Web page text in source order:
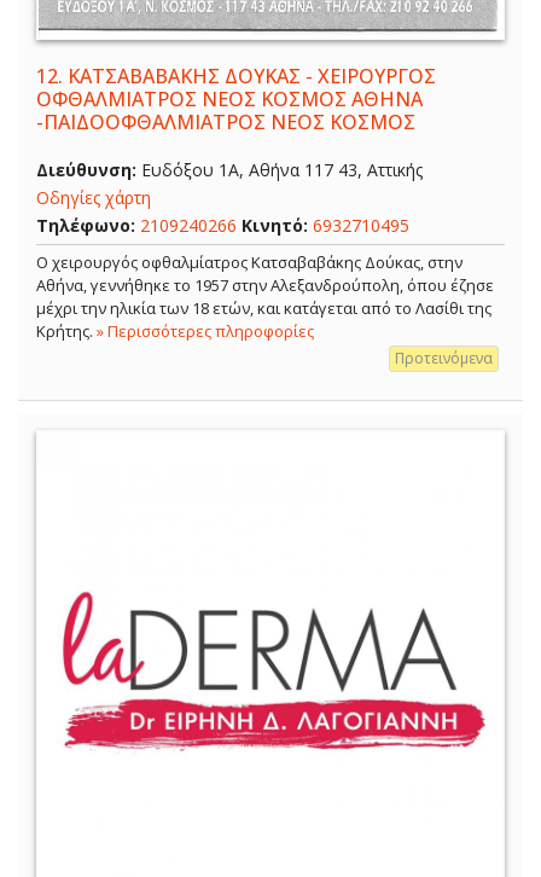
12. ΚΑΤΣΑΒΑΒΑΚΗΣ ΔΟΥΚΑΣ - ΧΕΙΡΟΥΡΓΟΣ
ΟΦΘΑΛΜΙΑΤΡΟΣ ΝΕΟΣ ΚΟΣΜΟΣ ΑΘΗΝΑ
-ΠΑΙΔΟΟΦΘΑΛΜΙΑΤΡΟΣ ΝΕΟΣ ΚΟΣΜΟΣ
Διεύθυνση: Ευδόξου 1Α, Αθήνα 117 43, Αττικής
Οδηγίες χάρτη
Τηλέφωνο: 2109240266 Κινητό: 6932710495
Ο χειρουργός οφθαλμίατρος Κατσαβαβάκης Δούκας, στην
Αθήνα, γεννήθηκε το 1957 στην Αλεξανδρούπολη, όπου έζησε
μέχρι την ηλικία των 18 ετών, και κατάγεται από το Λασίθι της
Κρήτης. » Περισσότερες πληροφορίες
Προτεινόμενα